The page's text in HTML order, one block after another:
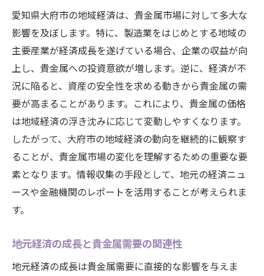
愛知県大府市の地域経済は、貴金属市場に対して多大な
影響を及ぼします。特に、製造業をはじめとする地域の
主要産業が経済成長を遂げている場合、企業の収益が向
上し、貴金属への投資意欲が増します。逆に、経済が不
況に陥ると、資産の安全性を求める動きから貴金属の需
要が高まることがあります。これにより、貴金属の価格
は地域経済の浮き沈みに応じて変動しやすくなります。
したがって、大府市の地域経済の動向を継続的に観察す
ることが、貴金属市場の変化を理解するための重要な要
素となります。情報収集の手段として、地元の経済ニュ
ースや金融機関のレポートを活用することが考えられま
す。
地元経済の成長と貴金属需要の関連性
地元経済の成長は貴金属需要に直接的な影響を与えま